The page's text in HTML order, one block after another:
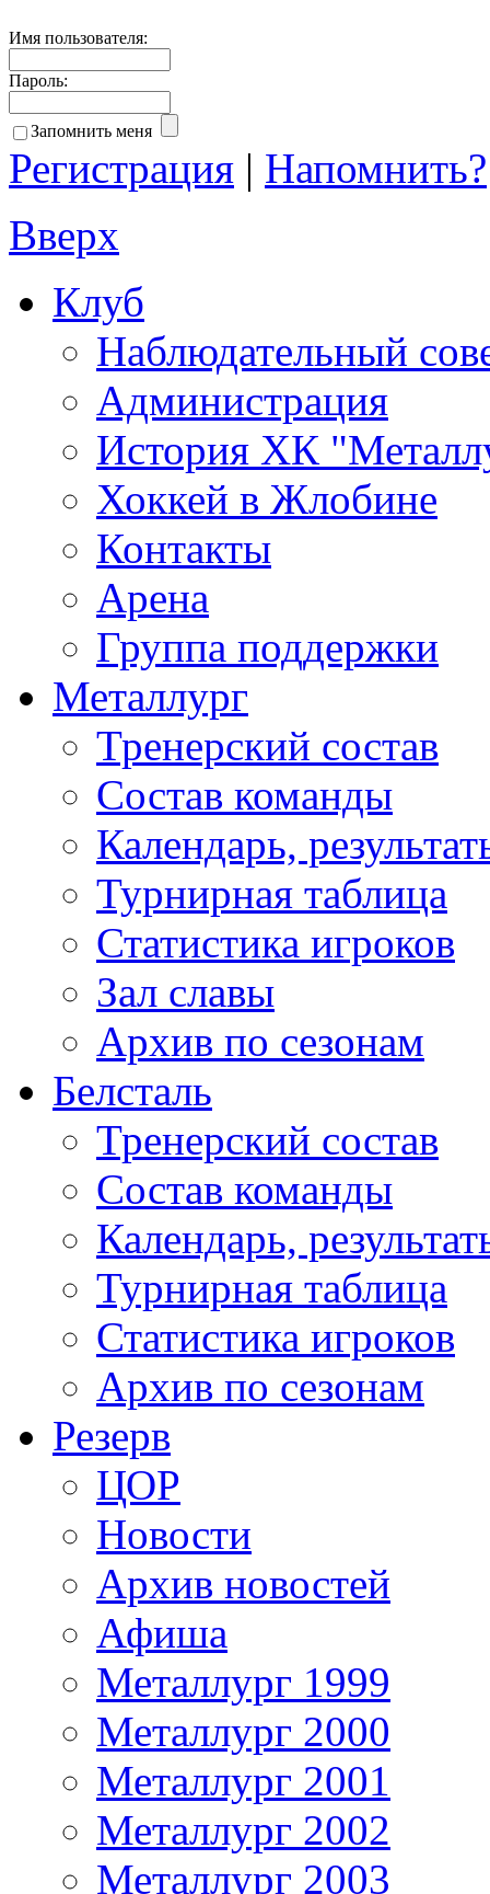
Имя пользователя:
Пароль:
Запомнить меня
Регистрация | Напомнить?
Вверх
Клуб
Наблюдательный
Администрация
История ХК
Хоккей в Жлобине
Контакты
Арена
Группа поддержки
Металлург
Тренерский состав
Состав команды
Календарь,
Турнирная таблица
Статистика игроков
Зал славы
Архив по сезонам
Белсталь
Тренерский состав
Состав команды
Календарь,
Турнирная таблица
Статистика игроков
Архив по сезонам
Резерв
ЦОР
Новости
Архив новостей
Афиша
Металлург 1999
Металлург 2000
Металлург 2001
Металлург 2002
Металлург 2003